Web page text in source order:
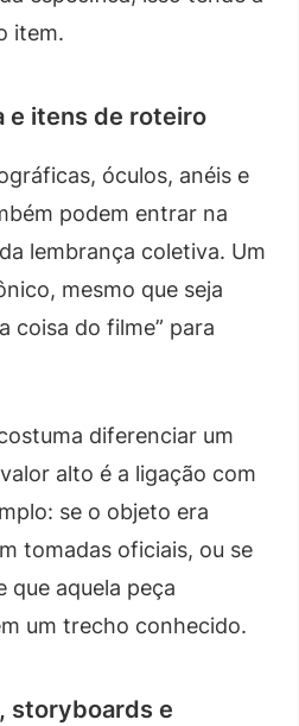
item.
e itens de roteiro
óculos, anéis e
podem entrar na
lembrança coletiva. Um
mesmo que seja
coisa do filme” para
diferenciar um
alto é a ligação com
se o objeto era
tomadas oficiais, ou se
que aquela peça
um trecho conhecido.
storyboards e